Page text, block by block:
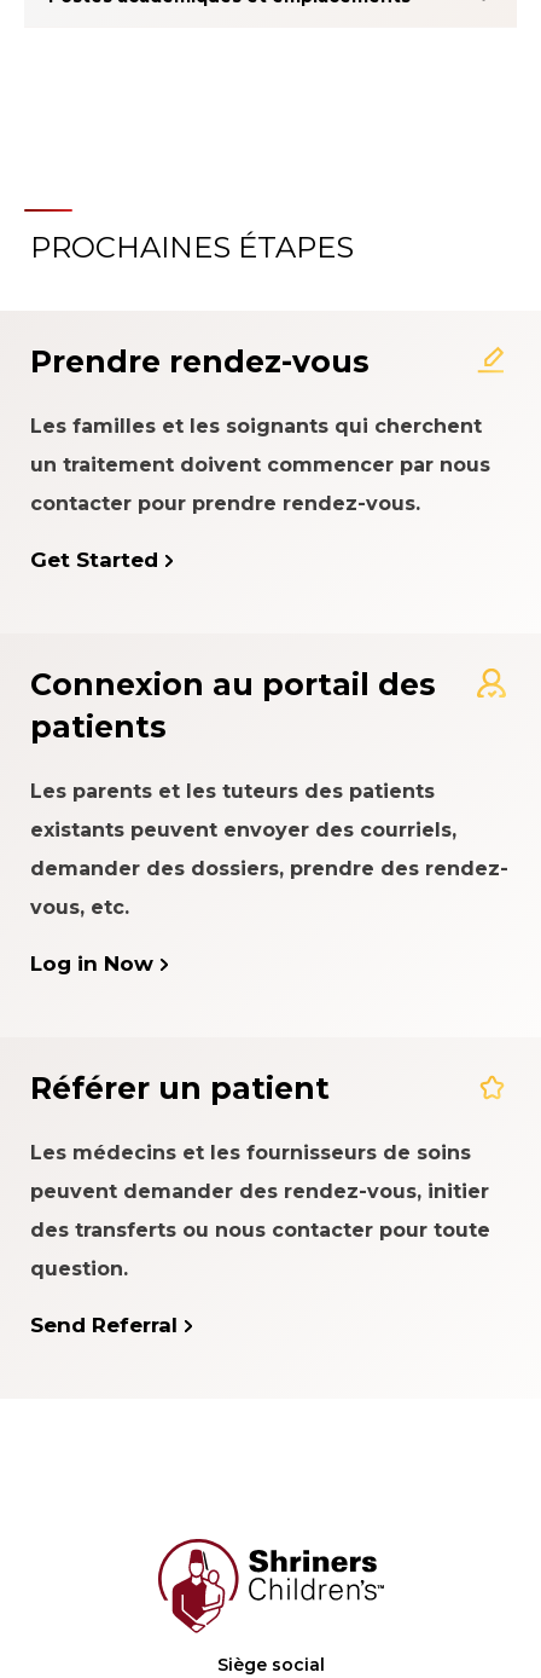
À propos du système
PROCHAINES ÉTAPES
Prendre rendez-vous
Les familles et les soignants qui cherchent
un traitement doivent commencer par nous
contacter pour prendre rendez-vous.
Get Started
Connexion au portail des
patients
Les parents et les tuteurs des patients
existants peuvent envoyer des courriels,
demander des dossiers, prendre des rendez-
vous, etc.
Log in Now
Référer un patient
Les médecins et les fournisseurs de soins
peuvent demander des rendez-vous, initier
des transferts ou nous contacter pour toute
question.
Send Referral
Siège social